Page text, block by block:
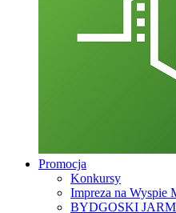
Promocja
Konkursy
Impreza na Wyspie
BYDGOSKI